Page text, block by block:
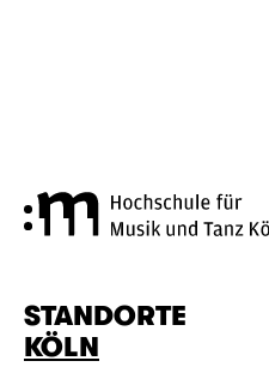
STANDORTE
KÖLN